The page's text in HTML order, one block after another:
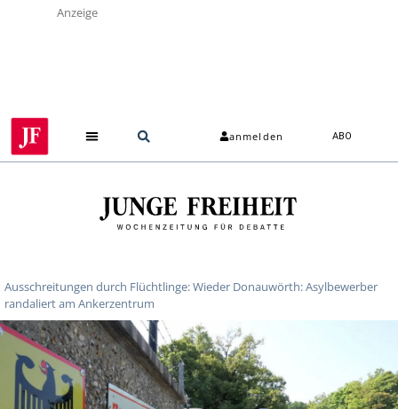
Anzeige
anmelden ABO
Ausschreitungen durch Flüchtlinge: Wieder Donauwörth: Asylbewerber
randaliert am Ankerzentrum